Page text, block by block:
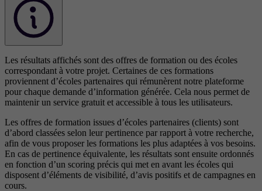
Les résultats affichés sont des offres de formation ou des écoles
correspondant à votre projet. Certaines de ces formations
proviennent d’écoles partenaires qui rémunèrent notre plateforme
pour chaque demande d’information générée. Cela nous permet de
maintenir un service gratuit et accessible à tous les utilisateurs.
Les offres de formation issues d’écoles partenaires (clients) sont
d’abord classées selon leur pertinence par rapport à votre recherche,
afin de vous proposer les formations les plus adaptées à vos besoins.
En cas de pertinence équivalente, les résultats sont ensuite ordonnés
en fonction d’un scoring précis qui met en avant les écoles qui
disposent d’éléments de visibilité, d’avis positifs et de campagnes en
cours.